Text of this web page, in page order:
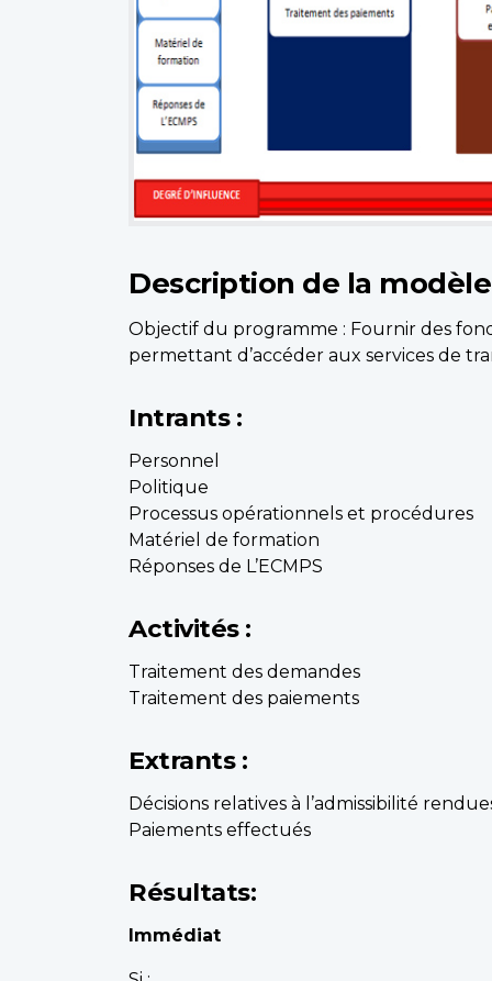
Description de la
Objectif du programme : Fournir des
permettant d’accéder aux services de
Intrants :
Personnel
Politique
Processus opérationnels et procédures
Matériel de formation
Réponses de L’ECMPS
Activités :
Traitement des demandes
Traitement des paiements
Extrants :
Décisions relatives à l’admissibilité
Paiements effectués
Résultats:
Immédiat